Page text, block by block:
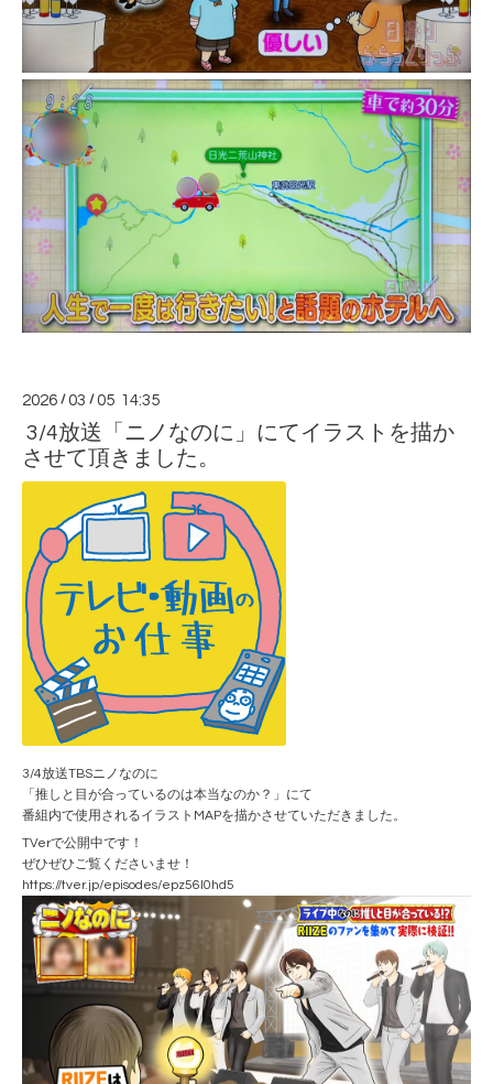
2026 /03 /05 14:35
3/4放送「ニノなのに」にてイラストを描か
させて頂きました。
3/4放送TBSニノなのに
「推しと目が合っているのは本当なのか？」にて
番組内で使用されるイラストMAPを描かさせていただきました。
TVerで公開中です！
ぜひぜひご覧くださいませ！
https://tver.jp/episodes/epz56l0hd5